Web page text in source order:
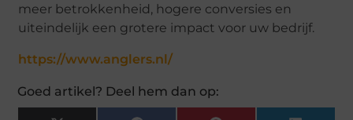
meer betrokkenheid, hogere conversies en
uiteindelijk een grotere impact voor uw bedrijf.
https://www.anglers.nl/
Goed artikel? Deel hem dan op: